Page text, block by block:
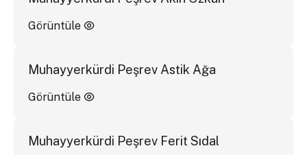
Görüntüle
Muhayyerkürdi Peşrev Astik Ağa
Görüntüle
Muhayyerkürdi Peşrev Ferit Sıdal